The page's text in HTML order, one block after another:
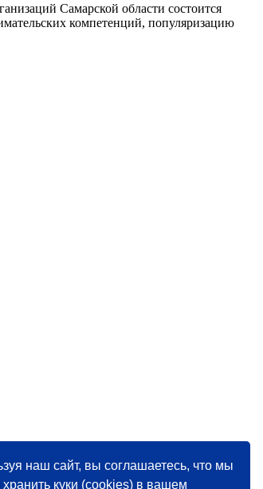
наш сайт, вы соглашаетесь, что мы
куки (cookies) в вашем
Самарской области состоится
компетенций, популяризацию